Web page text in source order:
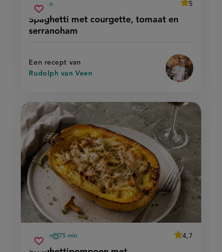
Spaghetti met courgette, tomaat en
serranoham
voorbereidingstijd
30 min
average
5
Beoordeel
Een recept van
Rudolph van Veen
Sla
recept
spaghetti
met
courgette,
voorbereidingstijd
50 min
oventijd
75 min
average
4,7
Beoordeel
Sla
spaghettipompoen